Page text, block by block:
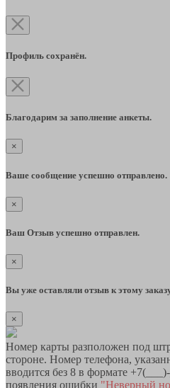
Профиль сохранён.
Благодарим за заполнение анкеты.
×
Ваше сообщение успешно отправлено.
×
Ваш Отзыв успешно отправлен.
×
Вы уже оставляли отзыв к этому
×
Номер карты разположен под
стороне. Номер телефона,
вводится без 8 в формате
появления ошибки "Неверный